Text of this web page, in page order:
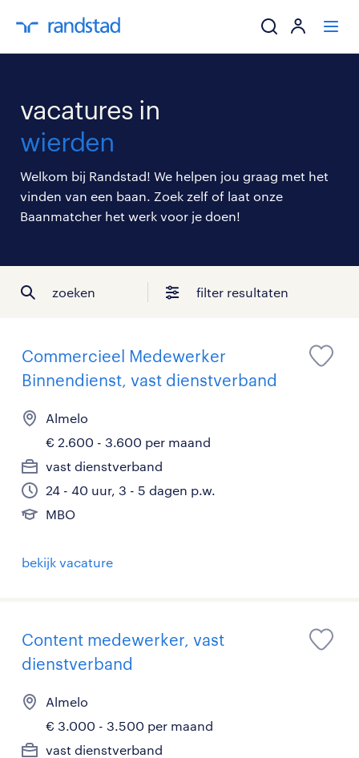
mijn carrière
over randstad
vacatures in
wierden
Welkom bij Randstad! We helpen jou graag met het
vinden van een baan. Zoek zelf of laat onze
Baanmatcher het werk voor je doen!
zoeken filter resultaten
Commercieel Medewerker
Binnendienst, vast dienstverband
Almelo
€ 2.600 - 3.600 per maand
vast dienstverband
24 - 40 uur, 3 - 5 dagen p.w.
MBO
bekijk vacature
Content medewerker, vast
dienstverband
Almelo
€ 3.000 - 3.500 per maand
vast dienstverband